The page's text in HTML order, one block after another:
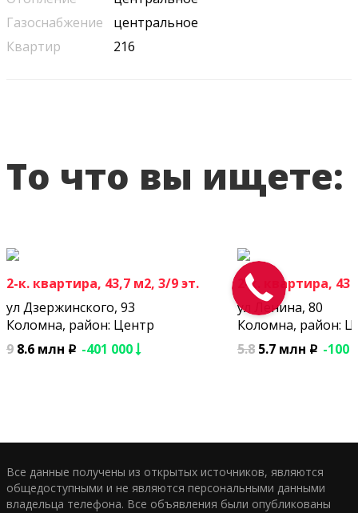
Газоснабжение
центральное
Квартир
216
То что вы ищете:
2-к. квартира, 43,7 м2, 3/9 эт.
ул Дзержинского, 93
Коломна, район: Центр
9 8.6 млн p -401 000
2-к. квартира, 43
ул Ленина, 80
Коломна, район:
5.8 5.7 млн p -100
Все данные получены из открытых источников, являются
общедоступными и не являются персональными данными
владельца телефона. Все объявления были опубликованы